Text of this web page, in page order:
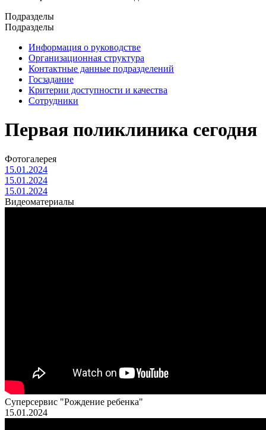
Подразделы
Подразделы
Информация о руководстве
Организационная структура
Контактные данные подразделений
Госзадание
Критерии доступности и качества
Сотрудники
Первая поликлиника сегодня
Фотогалерея
15.01.2024
15.01.2024
15.01.2024
Видеоматериалы
Суперсервис "Рождение ребенка"
15.01.2024